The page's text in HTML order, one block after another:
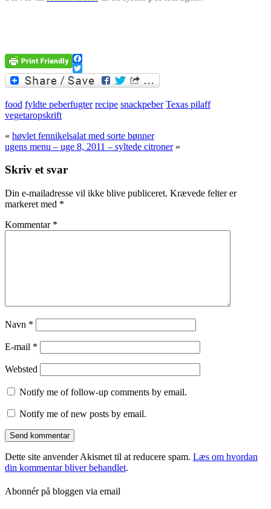
Facebook
Twitter
food fyldte peberfugter recipe snackpeber Texas pilaff
vegetaropskrift
« høvlet fennikelsalat med sorte bønner
ugens menu – uge 8, 2011 – syltede citroner»
Skriv et svar
Din e-mailadresse vil ikke blive publiceret. Krævede felter er
markeret med *
Kommentar *
Navn *
E-mail *
Websted
Notify me of follow-up comments by email.
Notify me of new posts by email.
Dette site anvender Akismet til at reducere spam. Læs om hvordan
din kommentar bliver behandlet.
Abonnér på bloggen via email